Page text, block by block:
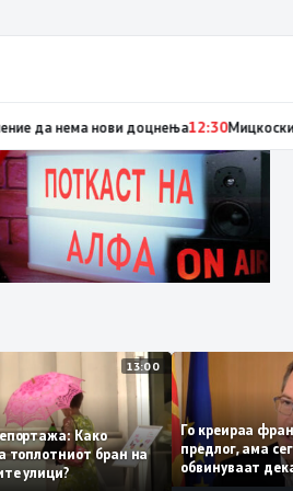
извозот12:36Онколошките
13:00
репортажа: Како
топлотниот бран на
улици?
Го креираа
предлог,
обвинуваат
тајно